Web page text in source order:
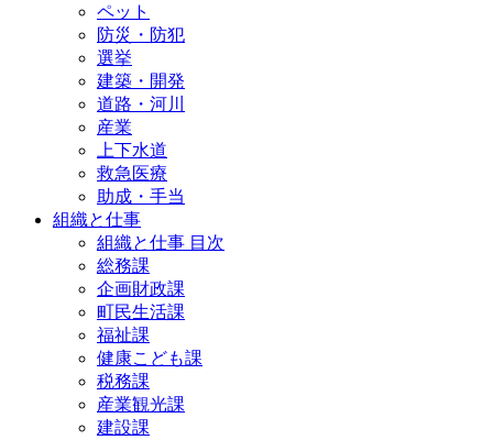
ペット
防災・防犯
選挙
建築・開発
道路・河川
産業
上下水道
救急医療
助成・手当
組織と仕事
組織と仕事 目次
総務課
企画財政課
町民生活課
福祉課
健康こども課
税務課
産業観光課
建設課